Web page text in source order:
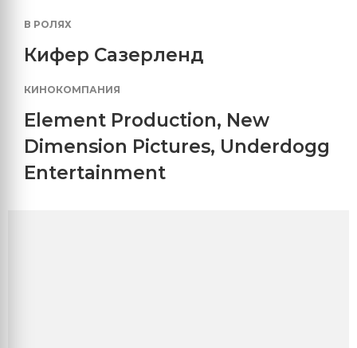
В РОЛЯХ
Кифер Сазерленд
КИНОКОМПАНИЯ
Element Production, New
Dimension Pictures, Underdogg
Entertainment